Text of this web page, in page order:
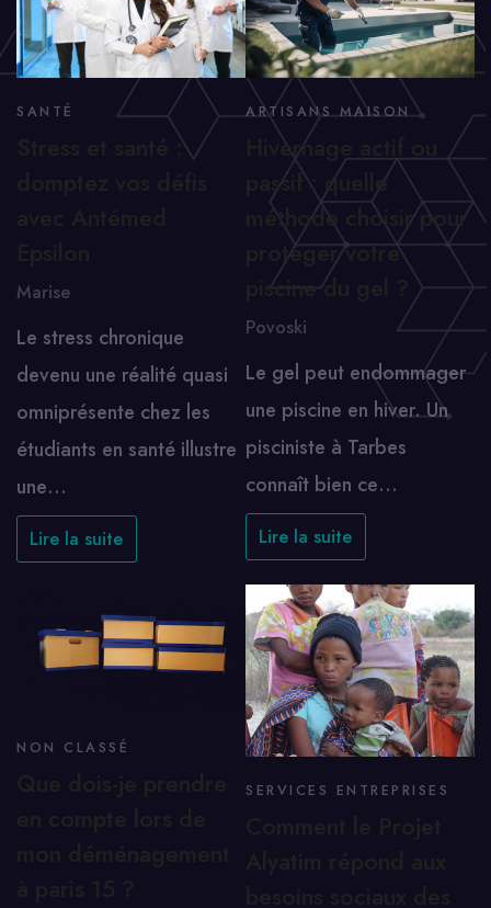
SANTÉ
Stress et santé :
Marise
Le stress chronique
devenu une réalité quasi
omniprésente chez les
étudiants en santé illustre
une…
Lire la suite
ARTISANS MAISON
Hivernage actif ou
passif : quelle
méthode choisir pour
protéger votre
piscine du gel ?
Povoski
Le gel peut endommager
une piscine en hiver. Un
pisciniste à Tarbes
connaît bien ce…
Lire la suite
NON CLASSÉ
SERVICES ENTREPRISES